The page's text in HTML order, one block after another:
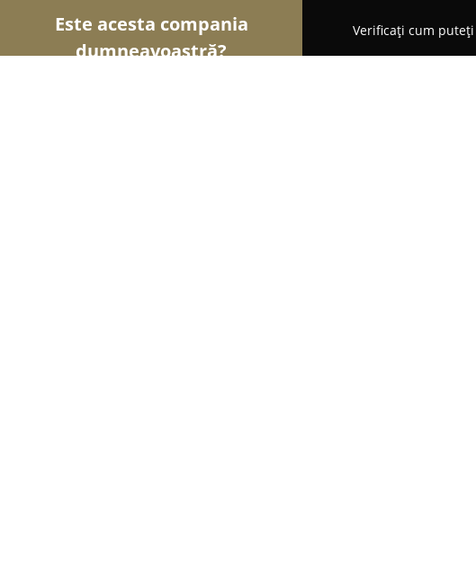
Este acesta compania
dumneavoastră?
Verificați cum